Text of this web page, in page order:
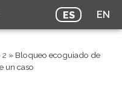
ES EN
2 » Bloqueo ecoguiado de
un caso